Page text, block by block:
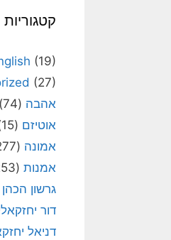
קטגוריות
(19)
(27)
אהבה (74)
אוטיזם (15)
אמונה (1,277)
אמנות (253)
גרשון הכהן
דור
דניאל